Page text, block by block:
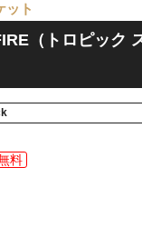
ット
（トロピック